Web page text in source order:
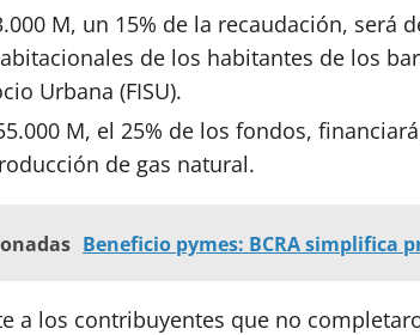
M, un 15% de la recaudación, será
de los habitantes de los
Urbana (FISU).
M, el 25% de los fondos,
de gas natural.
Beneficio pymes: BCRA simplifica
a los contribuyentes que no